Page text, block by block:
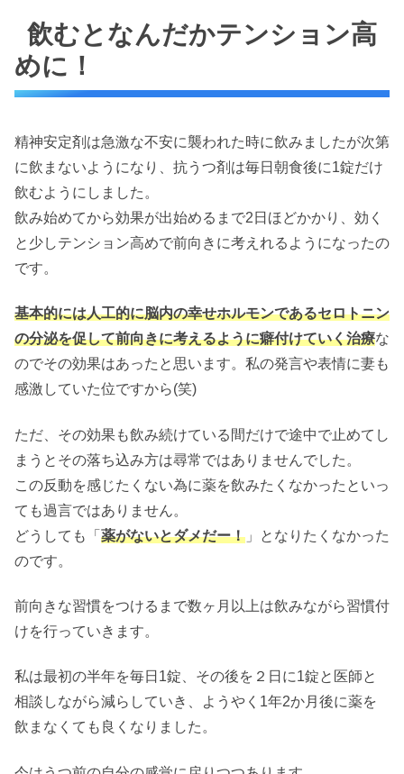
飲むとなんだかテンション高
めに！
精神安定剤は急激な不安に襲われた時に飲みましたが次第
に飲まないようになり、抗うつ剤は毎日朝食後に1錠だけ
飲むようにしました。
飲み始めてから効果が出始めるまで2日ほどかかり、効く
と少しテンション高めで前向きに考えれるようになったの
です。
基本的には人工的に脳内の幸せホルモンであるセロトニン
の分泌を促して前向きに考えるように癖付けていく治療な
のでその効果はあったと思います。私の発言や表情に妻も
感激していた位ですから(笑)
ただ、その効果も飲み続けている間だけで途中で止めてし
まうとその落ち込み方は尋常ではありませんでした。
この反動を感じたくない為に薬を飲みたくなかったといっ
ても過言ではありません。
どうしても「 薬がないとダメだー！ 」となりたくなかった
のです。
前向きな習慣をつけるまで数ヶ月以上は飲みながら習慣付
けを行っていきます。
私は最初の半年を毎日1錠、その後を２日に1錠と医師と
相談しながら減らしていき、ようやく1年2か月後に薬を
飲まなくても良くなりました。